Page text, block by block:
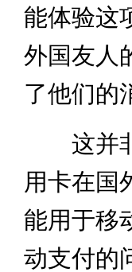
能体验这
外国友人
了他们的
这并非
用卡在国
能用于移
动支付的